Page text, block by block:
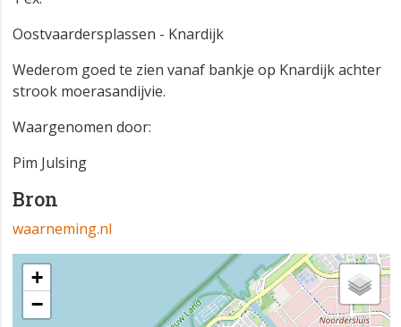
Oostvaardersplassen - Knardijk
Wederom goed te zien vanaf bankje op Knardijk achter
strook moerasandijvie.
Waargenomen door:
Pim Julsing
Bron
waarneming.nl
+
−